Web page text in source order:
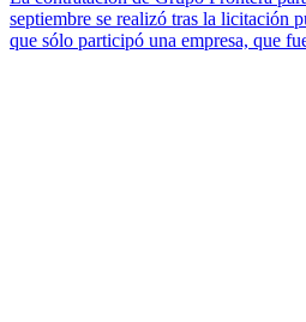
septiembre se realizó tras la licitación
que sólo participó una empresa, que